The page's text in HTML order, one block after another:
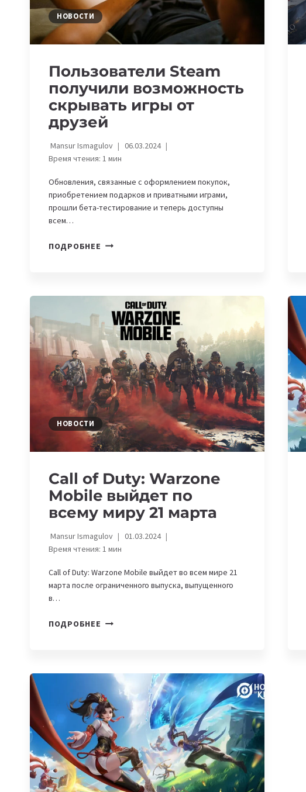
НОВОСТИ
Пользователи Steam
получили возможность
скрывать игры от
друзей
Mansur Ismagulov
06.03.2024
Время чтения: 1 мин
Обновления, связанные с оформлением покупок,
приобретением подарков и приватными играми,
прошли бета-тестирование и теперь доступны
всем…
ПОДРОБНЕЕ ПОЛЬЗОВАТЕЛИ
СКРЫВАТЬ
ИГРЫ
ОТ
ДРУЗЕЙ
НОВОСТИ
Call of Duty: Warzone
Mobile выйдет по
всему миру 21 марта
Mansur Ismagulov
01.03.2024
Время чтения: 1 мин
Call of Duty: Warzone Mobile выйдет во всем мире 21
марта после ограниченного выпуска, выпущенного
в…
ПОДРОБНЕЕ CALL
MOBILE
ВЫЙДЕТ
ПО
ВСЕМУ
МИРУ
21
МАРТА